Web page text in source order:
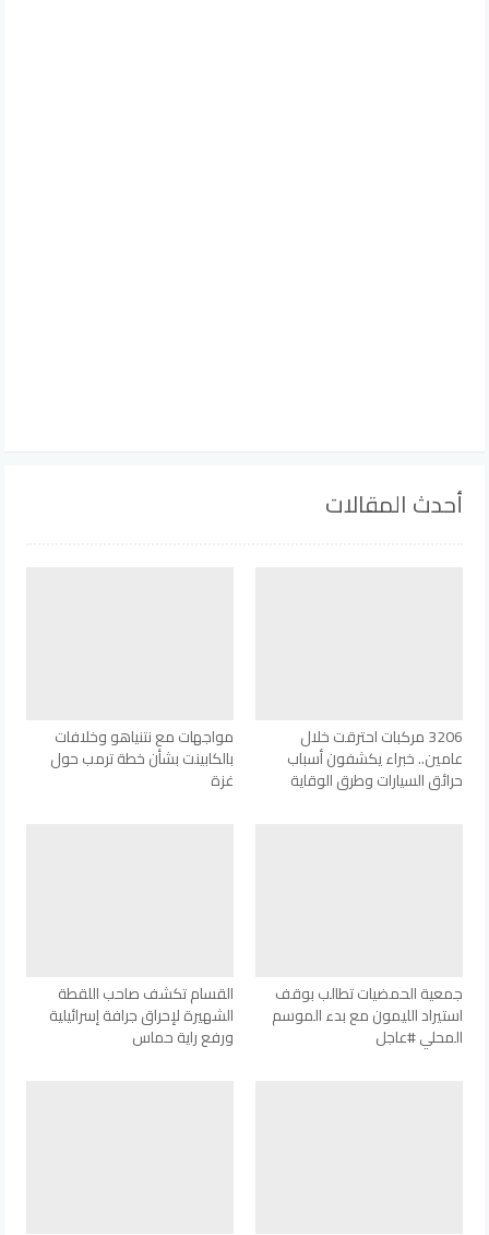
أحدث المقالات
3206 مركبات احترقت خلال
عامين.. خبراء يكشفون أسباب
حرائق السيارات وطرق الوقاية
مواجهات مع نتنياهو وخلافات
بالكابينت بشأن خطة ترمب حول
غزة
جمعية الحمضيات تطالب بوقف
استيراد الليمون مع بدء الموسم
المحلي #عاجل
القسام تكشف صاحب اللقطة
الشهيرة لإحراق جرافة إسرائيلية
ورفع راية حماس